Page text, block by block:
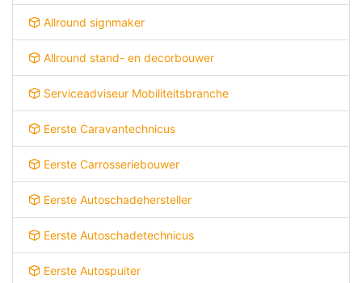
Allround signmaker
Allround stand- en decorbouwer
Serviceadviseur Mobiliteitsbranche
Eerste Caravantechnicus
Eerste Carrosseriebouwer
Eerste Autoschadehersteller
Eerste Autoschadetechnicus
Eerste Autospuiter